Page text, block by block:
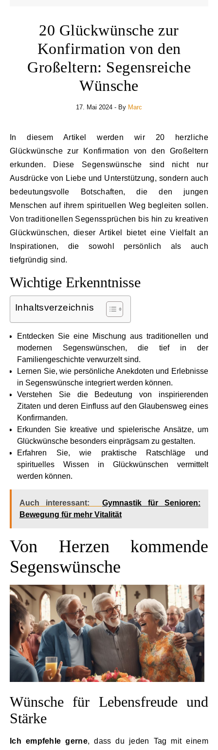
20 Glückwünsche zur
Konfirmation von den
Großeltern: Segensreiche
Wünsche
17. Mai 2024 - By Marc
Glückwünsche zur Konfirmation von den Großeltern
erkunden. Diese Segenswünsche sind nicht nur
Ausdrücke von Liebe und Unterstützung, sondern auch
bedeutungsvolle Botschaften, die den jungen
Menschen auf ihrem spirituellen Weg begleiten sollen.
Von traditionellen Segenssprüchen bis hin zu kreativen
Glückwünschen, dieser Artikel bietet eine Vielfalt an
Inspirationen, die sowohl persönlich als auch
tiefgründig sind.
Wichtige Erkenntnisse
Inhaltsverzeichnis
Entdecken Sie eine Mischung aus traditionellen und
modernen Segenswünschen, die tief in der
Familiengeschichte verwurzelt sind.
Lernen Sie, wie persönliche Anekdoten und Erlebnisse
in Segenswünsche integriert werden können.
Verstehen Sie die Bedeutung von inspirierenden
Zitaten und deren Einfluss auf den Glaubensweg eines
Konfirmanden.
Erkunden Sie kreative und spielerische Ansätze, um
Glückwünsche besonders einprägsam zu gestalten.
Erfahren Sie, wie praktische Ratschläge und
spirituelles Wissen in Glückwünschen vermittelt
werden können.
Auch interessant:
Gymnastik für Senioren:
Bewegung für mehr Vitalität
Von Herzen kommende
Segenswünsche
Wünsche für Lebensfreude und
Stärke
Ich empfehle gerne, dass du jeden Tag mit einem